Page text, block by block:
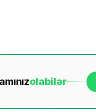
olabilər